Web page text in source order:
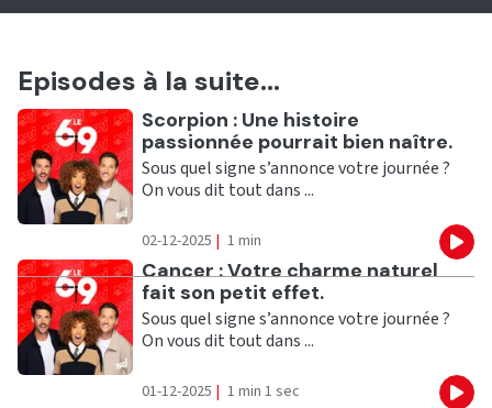
Episodes à la suite...
Ecouter
Scorpion : Une histoire
passionnée pourrait bien naître.
Sous quel signe s’annonce votre journée ?
On vous dit tout dans ...
02-12-2025 | 1 min
Ecouter
Cancer : Votre charme naturel
fait son petit effet.
Sous quel signe s’annonce votre journée ?
On vous dit tout dans ...
01-12-2025 | 1 min 1 sec